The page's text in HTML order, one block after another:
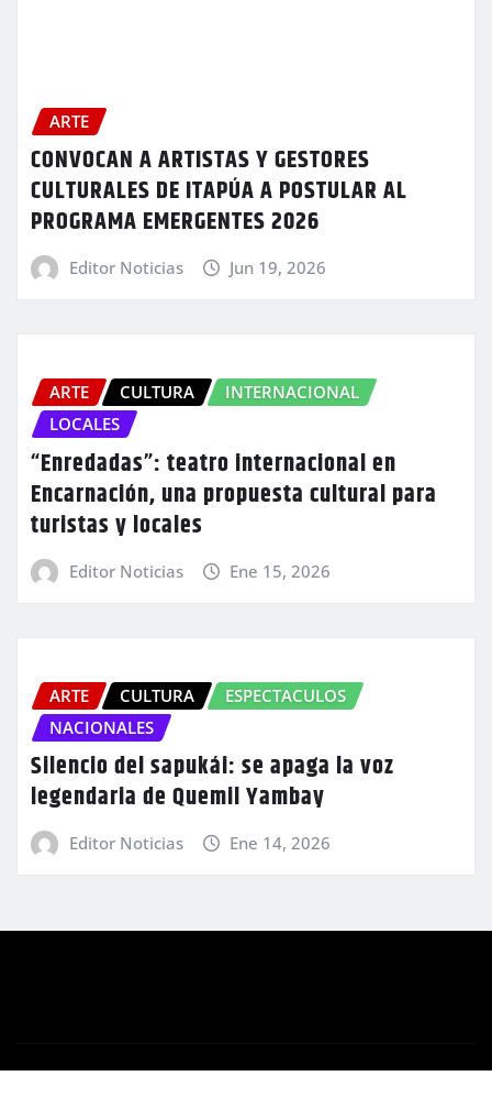
ARTE
CONVOCAN A ARTISTAS Y GESTORES
CULTURALES DE ITAPÚA A POSTULAR AL
PROGRAMA EMERGENTES 2026
Editor Noticias Jun 19, 2026
ARTE CULTURA
INTERNACIONAL
LOCALES
“Enredadas”: teatro internacional en
Encarnación, una propuesta cultural para
turistas y locales
Editor Noticias Ene 15, 2026
ARTE CULTURA
ESPECTACULOS
NACIONALES
Silencio del sapukái: se apaga la voz
legendaria de Quemil Yambay
Editor Noticias Ene 14, 2026